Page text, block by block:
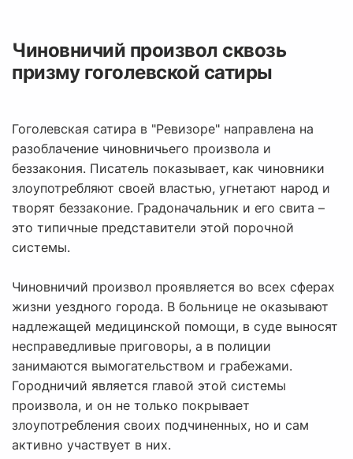
Чиновничий произвол сквозь
призму гоголевской сатиры
Гоголевская сатира в "Ревизоре" направлена на
разоблачение чиновничьего произвола и
беззакония. Писатель показывает, как чиновники
злоупотребляют своей властью, угнетают народ и
творят беззаконие. Градоначальник и его свита –
это типичные представители этой порочной
системы.
Чиновничий произвол проявляется во всех сферах
жизни уездного города. В больнице не оказывают
надлежащей медицинской помощи, в суде выносят
несправедливые приговоры, а в полиции
занимаются вымогательством и грабежами.
Городничий является главой этой системы
произвола, и он не только покрывает
злоупотребления своих подчиненных, но и сам
активно участвует в них.